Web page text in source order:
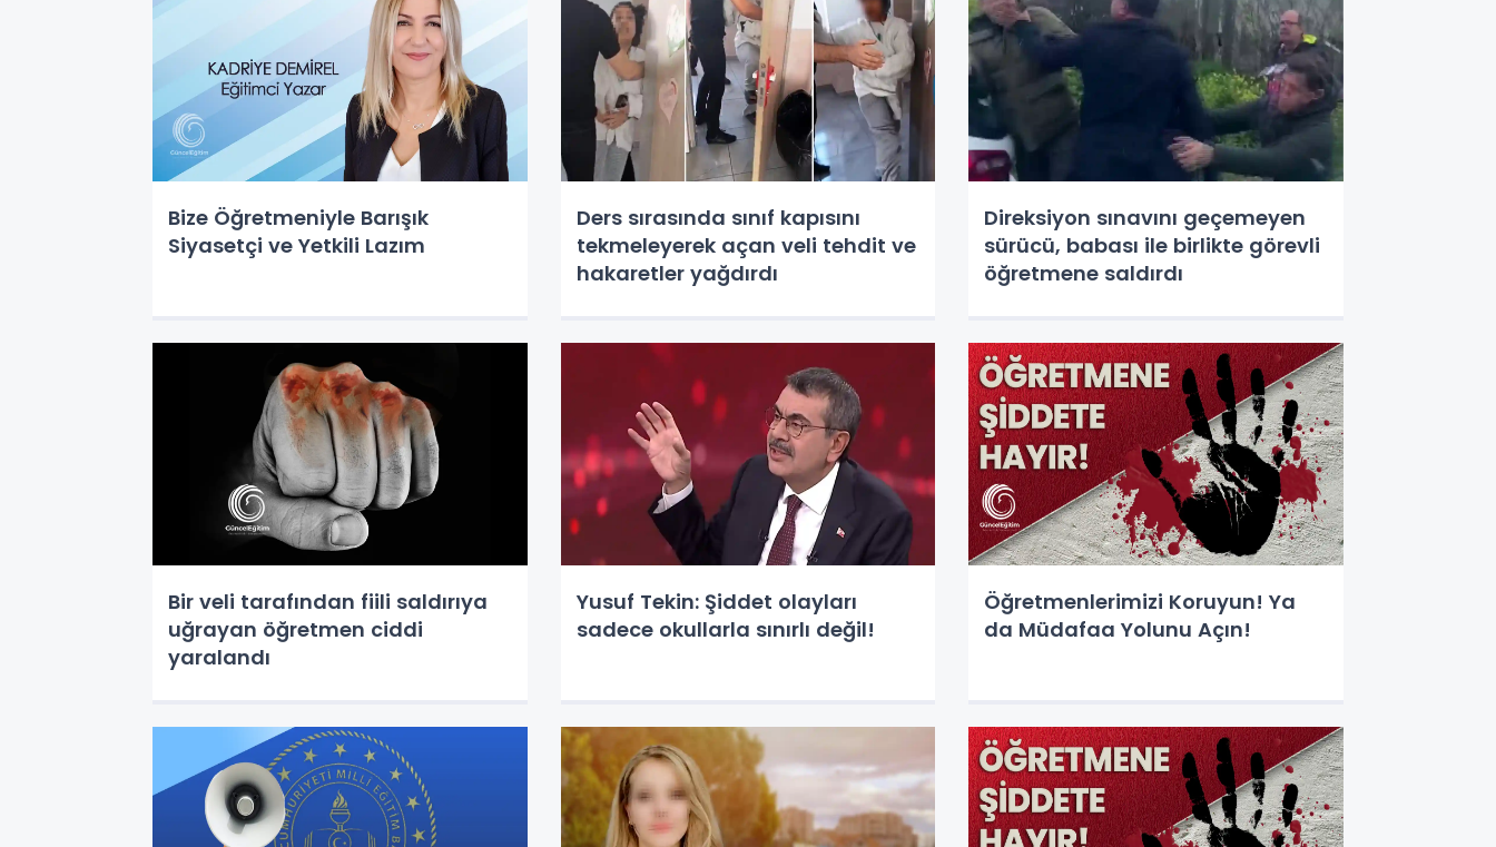
Bize Öğretmeniyle Barışık
Siyasetçi ve Yetkili Lazım
Ders sırasında sınıf kapısını
tekmeleyerek açan veli tehdit ve
hakaretler yağdırdı
Direksiyon sınavını geçemeyen
sürücü, babası ile birlikte görevli
öğretmene saldırdı
Bir veli tarafından fiili saldırıya
uğrayan öğretmen ciddi
yaralandı
Yusuf Tekin: Şiddet olayları
sadece okullarla sınırlı değil!
Öğretmenlerimizi Koruyun! Ya
da Müdafaa Yolunu Açın!